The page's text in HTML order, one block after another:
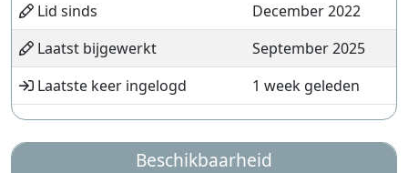
Lid sinds
December 2022
Laatst bijgewerkt
September 2025
Laatste keer ingelogd
1 week geleden
Beschikbaarheid